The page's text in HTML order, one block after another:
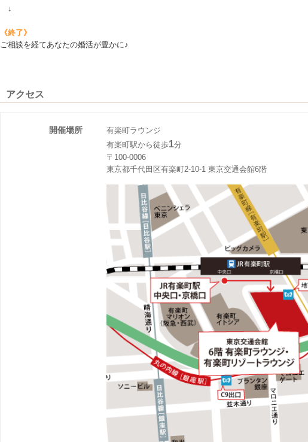
↓
《終了》
ご相談を経てあなたの婚活が豊かに♪
アクセス
開催場所
有楽町ラウンジ
有楽町駅から徒歩1分
〒100-0006
東京都千代田区有楽町2-10-1 東京交通会館6階